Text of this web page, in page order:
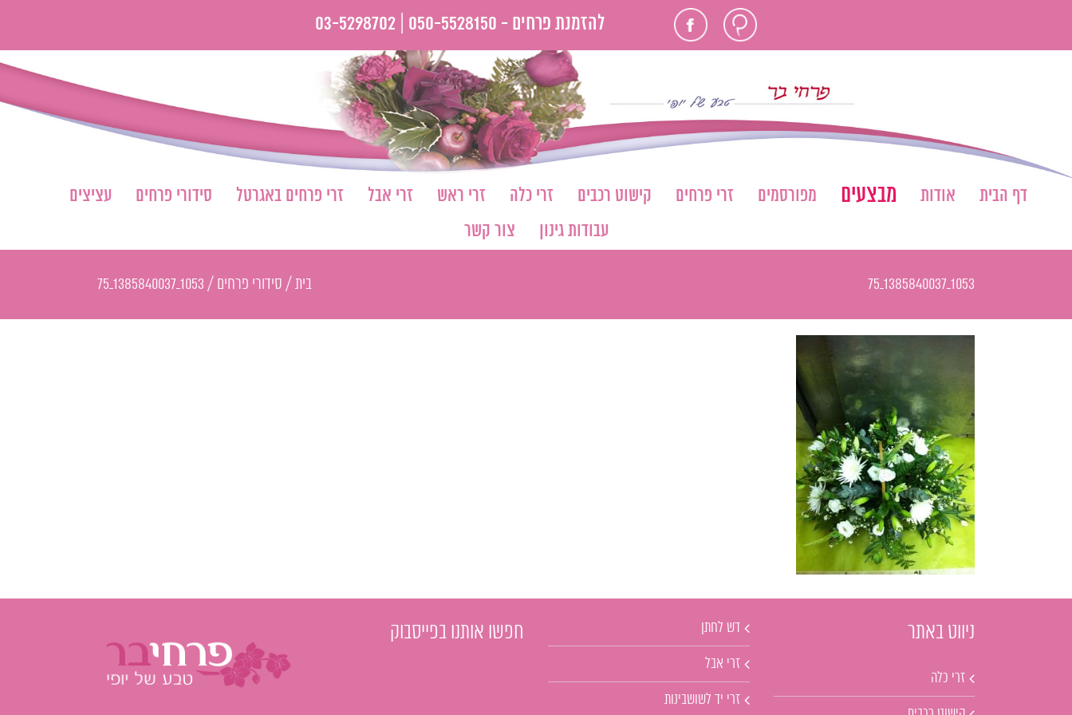
חוות
דעת
פייסבוק להזמנת פרחים - 050-5528150 |
03-5298702
דף הבית אודות מבצעים מפורסמים זרי פרחים קישוט רכבים זרי כלה זרי ראש זרי אבל זרי פרחים באגרטל סידורי פרחים
עציצים
עבודות גינון
צור קשר
1053_1385840037_75 בית / סידורי פרחים /
1053_1385840037_75
ניווט באתר
זרי כלה
דש לחתן
זרי אבל
זרי יד לשושבינות
חפשו אותנו בפייסבוק